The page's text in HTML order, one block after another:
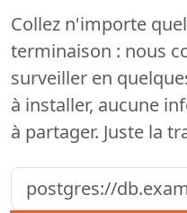
Collez n'importe
terminaison : nous
surveiller en
à installer, aucune
à partager. Juste la